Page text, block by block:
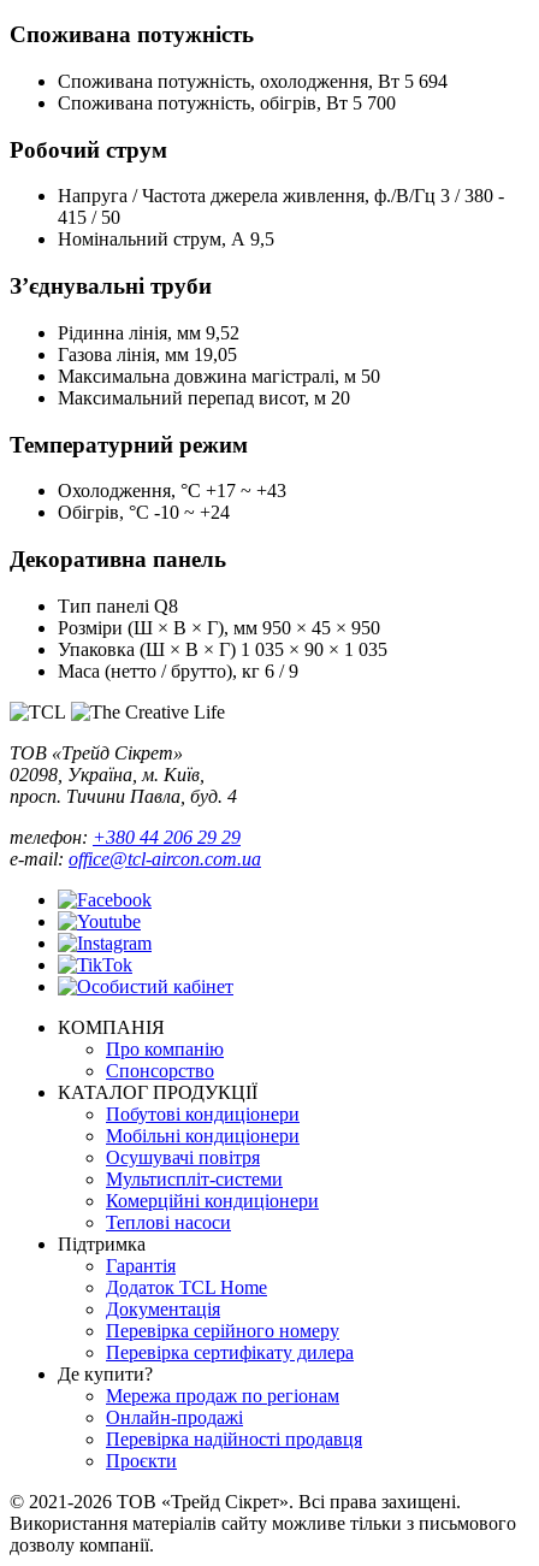
Споживана потужність
Споживана потужність, охолодження, Вт 5 694
Споживана потужність, обігрів, Вт 5 700
Робочий струм
Напруга / Частота джерела живлення, ф./В/Гц 3 / 380 -
415 / 50
Номінальний струм, А 9,5
З’єднувальні труби
Рідинна лінія, мм 9,52
Газова лінія, мм 19,05
Максимальна довжина магістралі, м 50
Максимальний перепад висот, м 20
Температурний режим
Охолодження, °С +17 ~ +43
Обігрів, °С -10 ~ +24
Декоративна панель
Тип панелі Q8
Розміри (Ш × В × Г), мм 950 × 45 × 950
Упаковка (Ш × В × Г) 1 035 × 90 × 1 035
Маса (нетто / брутто), кг 6 / 9
ТОВ «Трейд Сікрет»
02098, Україна, м. Київ,
просп. Тичини Павла, буд. 4
телефон: +380 44 206 29 29
e-mail: office@tcl-aircon.com.ua
КОМПАНІЯ
Про компанію
Спонсорство
КАТАЛОГ ПРОДУКЦІЇ
Побутові кондиціонери
Мобільні кондиціонери
Осушувачі повітря
Мультиспліт-системи
Комерційні кондиціонери
Теплові насоси
Підтримка
Гарантія
Додаток TCL Home
Документація
Перевірка серійного номеру
Перевірка сертифікату дилера
Де купити?
Мережа продаж по регіонам
Онлайн-продажі
Перевірка надійності продавця
Проєкти
© 2021-2026 ТОВ «Трейд Сікрет». Всі права захищені.
Використання матеріалів сайту можливе тільки з письмового
дозволу компанії.